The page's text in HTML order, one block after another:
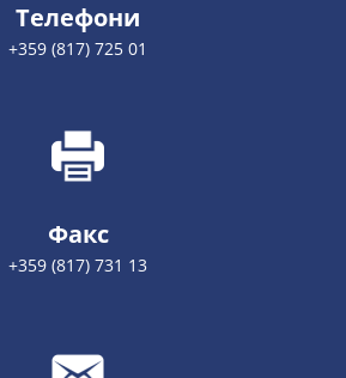
Телефони
+359 (817) 725 01
Факс
+359 (817) 731 13